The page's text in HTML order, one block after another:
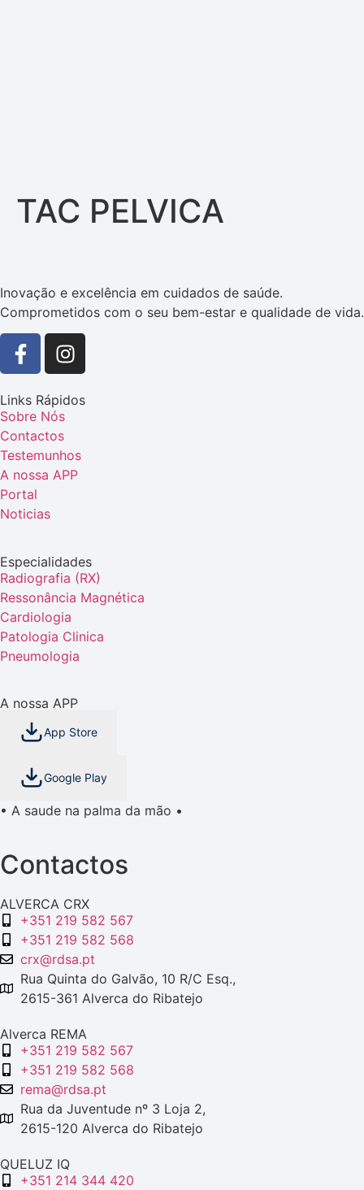
TAC PELVICA
Inovação e excelência em cuidados de saúde.
Comprometidos com o seu bem-estar e qualidade de vida.
Links Rápidos
Sobre Nós
Contactos
Testemunhos
A nossa APP
Portal
Noticias
Especialidades
Radiografia (RX)
Ressonância Magnética
Cardiologia
Patologia Clinica
Pneumologia
A nossa APP
App Store
Google Play
• A saude na palma da mão •
Contactos
ALVERCA CRX
+351 219 582 567
+351 219 582 568
crx@rdsa.pt
Rua Quinta do Galvão, 10 R/C Esq.,
2615-361 Alverca do Ribatejo
Alverca REMA
+351 219 582 567
+351 219 582 568
rema@rdsa.pt
Rua da Juventude nº 3 Loja 2,
2615-120 Alverca do Ribatejo
QUELUZ IQ
+351 214 344 420